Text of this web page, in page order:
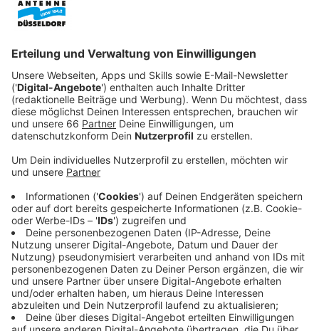
Veröffentlicht:
Anzeige
Den heiß umkämpften Wohnungsmarkt nutzen
Immobilienbetrüger, indem sie gefälschte
Wohnungsinserate auf bekannten Plattformen
aufgeben. Vor der ersten Wohnungsbesichtigung
werden dann schon Zahlungen, Gehaltsnachweise oder
die Kopie eines Personalausweises verlangt. Das ist
natürlich illegal und hat zum Ziel, zum Beispiel Konten
mit den Daten der Betrogenen zu eröffnen oder
Verträge abzuschließen. Es gibt ein paar Hinweise auf
gefälschte Immobilienanzeigen: zum Beispiel
ungewöhnlich niedrige Kauf- und Mietpreise oder sehr
niedrig angesetzte Nebenkosten.
Anzeige